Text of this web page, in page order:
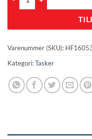
Varenummer (SKU):
Kategori:Tasker